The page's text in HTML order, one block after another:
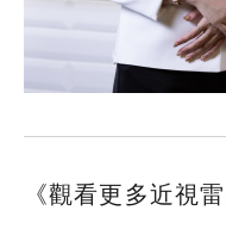
《觀看更多近視